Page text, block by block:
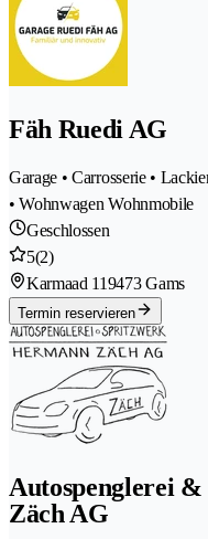
Fäh Ruedi AG
Garage • Carrosserie •
• Wohnwagen Wohnmobile
Geschlossen
5(2)
Karmaad 119473 Gams
Termin reservieren
Autospenglerei
Zäch AG